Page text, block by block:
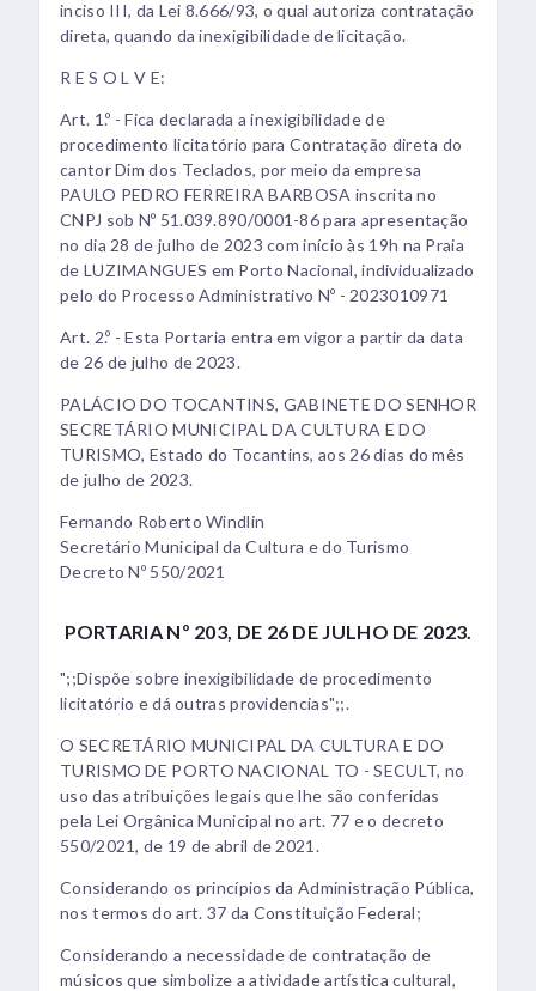
inciso III, da Lei 8.666/93, o qual autoriza contratação
direta, quando da inexigibilidade de licitação.
R E S O L V E:
Art. 1.º - Fica declarada a inexigibilidade de
procedimento licitatório para Contratação direta do
cantor Dim dos Teclados, por meio da empresa
PAULO PEDRO FERREIRA BARBOSA inscrita no
CNPJ sob Nº 51.039.890/0001-86 para apresentação
no dia 28 de julho de 2023 com início às 19h na Praia
de LUZIMANGUES em Porto Nacional, individualizado
pelo do Processo Administrativo Nº - 2023010971
Art. 2.º - Esta Portaria entra em vigor a partir da data
de 26 de julho de 2023.
PALÁCIO DO TOCANTINS, GABINETE DO SENHOR
SECRETÁRIO MUNICIPAL DA CULTURA E DO
TURISMO, Estado do Tocantins, aos 26 dias do mês
de julho de 2023.
Fernando Roberto Windlin
Secretário Municipal da Cultura e do Turismo
Decreto Nº 550/2021
PORTARIA Nº 203, DE 26 DE JULHO DE 2023.
";;Dispõe sobre inexigibilidade de procedimento
licitatório e dá outras providencias";;.
O SECRETÁRIO MUNICIPAL DA CULTURA E DO
TURISMO DE PORTO NACIONAL TO - SECULT, no
uso das atribuições legais que lhe são conferidas
pela Lei Orgânica Municipal no art. 77 e o decreto
550/2021, de 19 de abril de 2021.
Considerando os princípios da Administração Pública,
nos termos do art. 37 da Constituição Federal;
Considerando a necessidade de contratação de
músicos que simbolize a atividade artística cultural,